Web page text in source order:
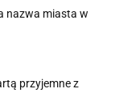
nazwa miasta w
przyjemne z